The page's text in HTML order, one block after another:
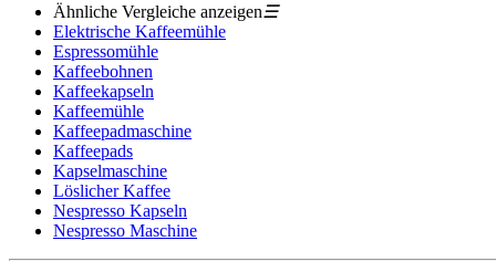
Ähnliche Vergleiche anzeigen☰
Elektrische Kaffeemühle
Espressomühle
Kaffeebohnen
Kaffeekapseln
Kaffeemühle
Kaffeepadmaschine
Kaffeepads
Kapselmaschine
Löslicher Kaffee
Nespresso Kapseln
Nespresso Maschine